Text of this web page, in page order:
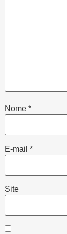
Nome *
E-mail *
Site